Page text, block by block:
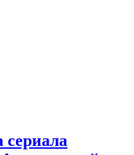
сериала